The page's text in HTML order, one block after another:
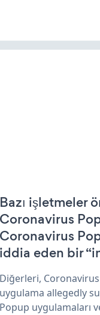
Bazı işletmeler
Coronavirus
Coronavirus
iddia eden bir
Diğerleri,
uygulama allegedly
Popup uygulamaları